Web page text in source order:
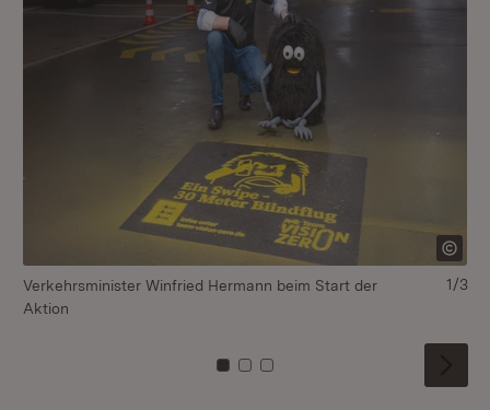
Verkehrsminister Winfried Hermann beim Start der
Aktion
Zu Kachel: 0
Zu Kachel: 1
Zu Kachel: 2
1/3